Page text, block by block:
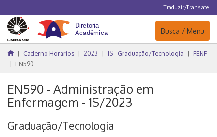
Traduzir/Translate
Navegação
Busca / Menu
Caderno Horários 2023 1S - Graduação/Tecnologia
FENF
EN590
EN590 - Administração em
Enfermagem - 1S/2023
Graduação/Tecnologia